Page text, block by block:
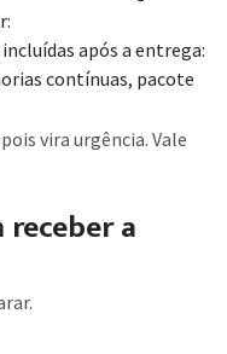
após a entrega:
contínuas, pacote
vira urgência. Vale
receber a